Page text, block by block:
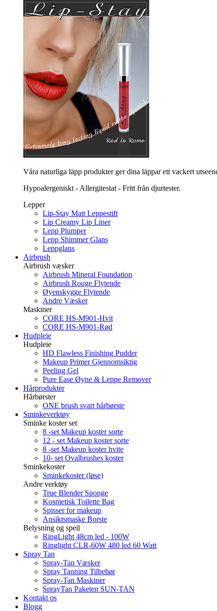
Våra naturliga läpp produkter ger dina läppar ett vackert
Hypoalergeniskt - Allergitestat - Fritt från djurtester.
Lepper
Lip-Stay Matt Leppestift
Lip Creamy Lip Liner
Lepp Plumper
Lepp Shimmer Glans
Leppglans
Airbrush
Airbrush væsker
Airbrush Mineral Foundation
Airbrush Rouge Flytende
Øyenskygge Flytende
Andre Væsker
Maskiner
CORE HS-M901-Hvit
CORE HS-M901-Rød
Hudpleie
Hudpleie
HD Flawless Finishing Pudder
Makeup Primer Gjennomsiktig
Peeling Gel
Pure Ease Øyne & Leppe Remover
Hårprodukter
Hårbørster
ONE brush svart hårbørste
Sminkeverktøy
Sminke koster set
8 -set Makeup koster sorte
12 - set Makeup koster sorte
8 -set Makeup koster hvite
10- set Ovalbrushes koster
Sminkekoster
Sminkekoster (løse)
Andre verktøy
True Blender Sponge
Kosmetisk Toilette Bag
Spisser for makeup
Ansiktsmaske Borste
Belysning og speil
RingLight 48cm led - 100W
Ringlight CLR-60W 480 led 60 Watt
Spray Tan
Spray-Tan Væsker
Spray Tanning Tilbehør
Spray-Tan Maskiner
SprayTan Paketen SUN-TAN
Kontakt os
Blogg